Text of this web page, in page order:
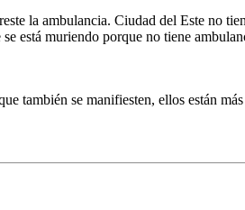
la ambulancia. Ciudad del Este no
está muriendo porque no tiene
también se manifiesten, ellos están